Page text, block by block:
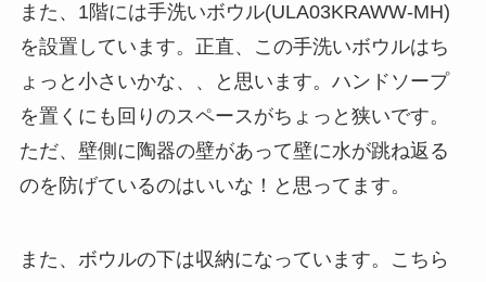
また、1階には手洗いボウル(ULA03KRAWW-MH)
を設置しています。正直、この手洗いボウルはち
ょっと小さいかな、、と思います。ハンドソープ
を置くにも回りのスペースがちょっと狭いです。
ただ、壁側に陶器の壁があって壁に水が跳ね返る
のを防げているのはいいな！と思ってます。
また、ボウルの下は収納になっています。こちら